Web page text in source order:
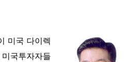
미국 다이렉
국투자자들